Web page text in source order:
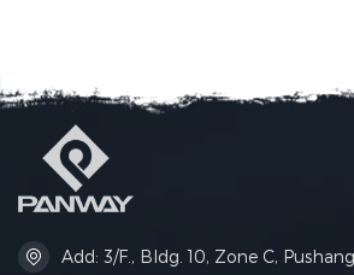
Muster
Add: 3/F., Bldg. 10, Zone C,